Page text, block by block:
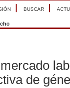
BUSCAR
de